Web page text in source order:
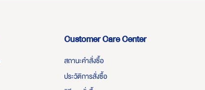
Customer Care Center
สถานะคำสั่งซื้อ
ประวัติการสั่งซื้อ